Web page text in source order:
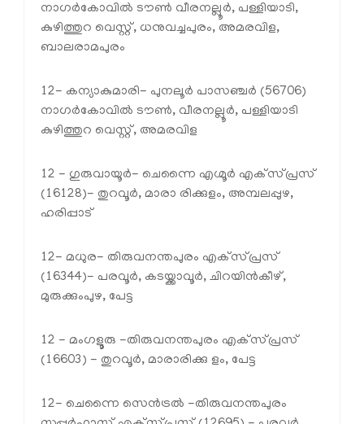
നാഗർകോവിൽ ടൗൺ വീരനല്ലൂർ, പള്ളിയാടി,
കുഴിത്തുറ വെസ്റ്റ്, ധനുവച്ചപുരം, അമരവിള,
ബാലരാമപുരം
12- കന്യാകുമാരി- പുനലൂർ പാസഞ്ചർ (56706)
നാഗർകോവിൽ ടൗൺ, വീരനല്ലൂർ, പള്ളിയാടി
കുഴിത്തുറ വെസ്റ്റ്, അമരവിള
12 - ഗുരുവായൂർ- ചെന്നൈ എഗ്മൂർ എക്‌സ്പ്രസ്
(16128)- തുറവൂർ, മാരാ രിക്കുളം, അമ്പലപ്പുഴ,
ഹരിപ്പാട്
12- മധുര- തിരുവനന്തപുരം എക്‌സ്പ്രസ്
(16344)- പരവൂർ, കടയ്ക്കാവൂർ, ചിറയിൻകീഴ്,
മുരുക്കുംപുഴ, പേട്ട
12 - മംഗളൂരു -തിരുവനന്തപുരം എക്‌സ്പ്രസ്
(16603) - തുറവൂർ, മാരാരിക്കു ളം, പേട്ട
12- ചെന്നൈ സെൻട്രൽ -തിരുവനന്തപുരം